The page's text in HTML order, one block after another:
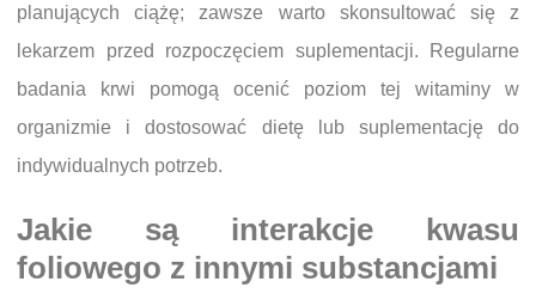
planujących ciążę; zawsze warto skonsultować się z
lekarzem przed rozpoczęciem suplementacji. Regularne
badania krwi pomogą ocenić poziom tej witaminy w
organizmie i dostosować dietę lub suplementację do
indywidualnych potrzeb.
Jakie są interakcje kwasu
foliowego z innymi substancjami